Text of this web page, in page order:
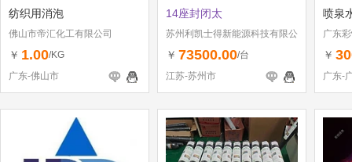
纺织用消泡
佛山市帝汇化工有限公司
￥ 1.00/KG
广东-佛山市
14座封闭太
苏州利凯士得新能源科技有限公
司
￥ 73500.00/台
江苏-苏州市
喷泉
广东
有限
￥
广东-